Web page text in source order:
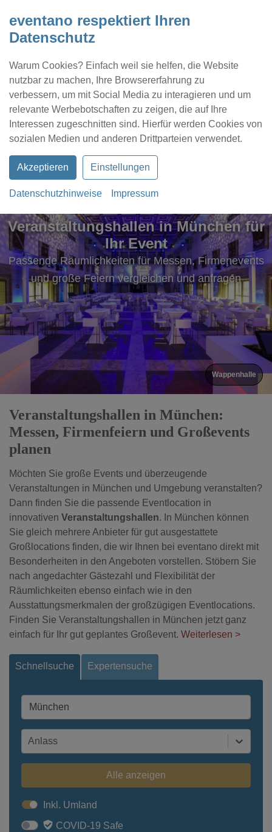
eventano respektiert Ihren
Datenschutz
Warum Cookies? Einfach weil sie helfen, die Website
nutzbar zu machen, Ihre Browsererfahrung zu
verbessern, um mit Social Media zu interagieren und um
relevante Werbebotschaften zu zeigen, die auf Ihre
Interessen zugeschnitten sind. Hierfür werden Cookies von
sozialen Medien und anderen Drittparteien verwendet.
Akzeptieren Einstellungen
Datenschutzhinweise Impressum
Kontakt Location eintragen Profil
Veranstaltungshallen in München für
Ihr Event
Passende Räumlichkeiten für Messen, Firmenevents
und große Feiern vergleichen und anfragen
ICM
Veranstaltungshallen in München:
Messen, Firmenfeiern und Großevents
planen
Möchten Sie große Events und überzeugende
Veranstaltungen in München und Umgebung veranstalten?
Dann finden Sie die passende Eventlocation in
innovativen Veranstaltungshallen. In München können
Sie gleich mehrere Anbieter für gut ausgestattete
Großlocations finden, die wir Ihnen bei eventano direkt mit
Besonderheiten in den Angeboten vorstellen. Stöbern Sie
nach angedachter Gästezahl und Flexibilität der
Räumlichkeiten ebenso einfach wie in den
Ausstattungsmerkmalen der großzügigen Eventlocations.
Finden Sie Veranstaltungshallen in München jetzt ganz
einfach für Ihr gut geplantes Großevent. Weiterlesen >
Schnellsuche Expertensuche
Anlass
Alle anzeigen
Inkl. Umland
COVID-19 Safe